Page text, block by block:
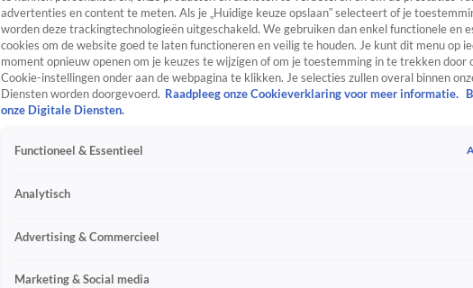
advertenties en content te meten. Als je „Huidige keuze opslaan” selecteert of je
worden deze trackingtechnologieën uitgeschakeld. We gebruiken dan enkel functionele en
cookies om de website goed te laten functioneren en veilig te houden. Je kunt dit menu op
moment opnieuw openen om je keuzes te wijzigen of om je toestemming in te trekken door
Cookie-instellingen onder aan de webpagina te klikken. Je selecties zullen overal binnen
Diensten worden doorgevoerd. Raadpleeg onze Cookieverklaring voor meer informatie.
onze Digitale Diensten.
Functioneel & Essentieel
Analytisch
Advertising & Commercieel
Marketing & Social media